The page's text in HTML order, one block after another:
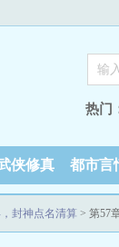
热门
侠修真 都市言
封神点名清算 > 第57